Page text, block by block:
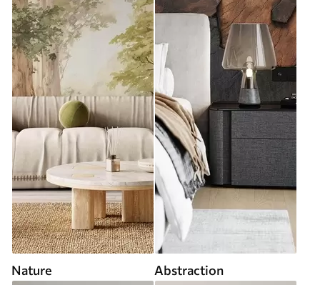
Nature Abstraction